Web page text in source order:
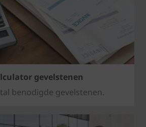
gevelstenen
benodigde gevelstenen.